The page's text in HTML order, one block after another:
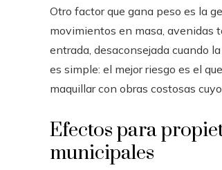
Otro factor que gana peso es la
movimientos en masa, avenidas
entrada, desaconsejada cuando
es simple: el mejor riesgo es el
maquillar con obras costosas
Efectos para
municipales